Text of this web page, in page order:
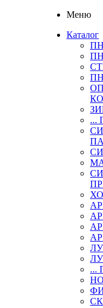
Меню
Каталог
...
...